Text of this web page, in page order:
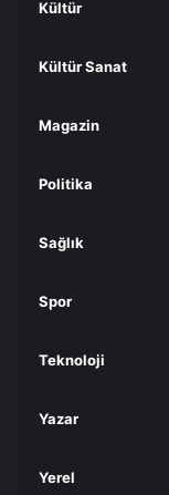
Kültür
Kültür Sanat
Magazin
Politika
Sağlık
Spor
Teknoloji
Yazar
Yerel